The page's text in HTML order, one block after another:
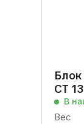
СТ
В
Вес